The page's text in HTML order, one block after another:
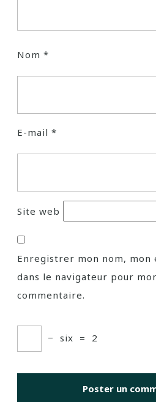
Nom *
E-mail *
Site web
Enregistrer mon nom, mon
dans le navigateur pour
commentaire.
− six = 2